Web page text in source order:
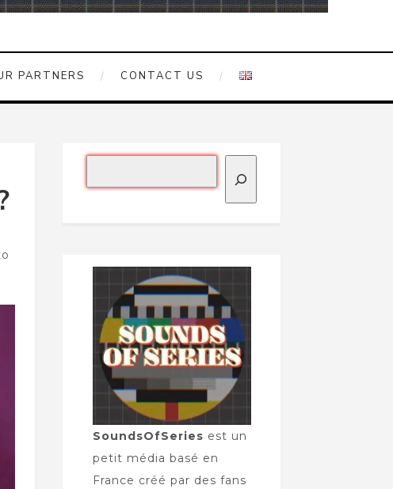
PARTNERS CONTACT US
SoundsOfSeries est un
petit média basé en
France créé par des fans